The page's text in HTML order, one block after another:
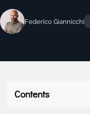
Federico Giannicchi
Contents